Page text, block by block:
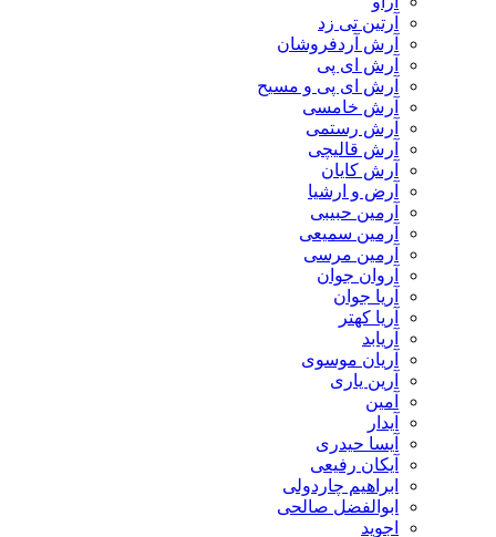
آرتین تی زد
آرش آردفروشان
آرش ای پی
آرش ای پی و مسیح
آرش خامسی
آرش رستمی
آرش قالیچی
آرش کایان
​آرض و ارشیا
آرمین حبیبی
آرمین سمیعی
آرمین مرسی
آروان جوان
آریا جوان
آریا کهتر
آریان موسوی
آرین یاری
آیسا حیدری
آیکان رفیعی
ابراهیم چاردولی
ابوالفضل صالحی